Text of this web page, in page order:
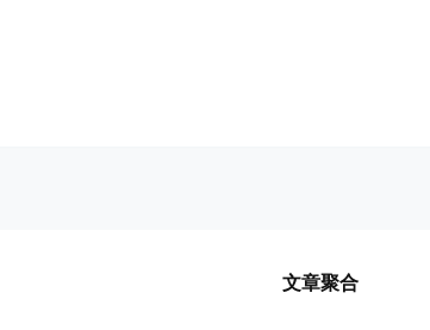
文章聚合